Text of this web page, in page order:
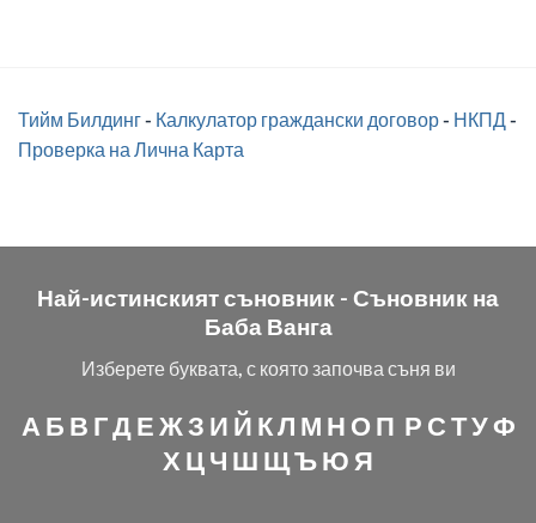
Тийм Билдинг- Калкулатор граждански договор- НКПД-
Проверка на Лична Карта
Най-истинският съновник - Съновник на
Баба Ванга
Изберете буквата, с която започва съня ви
А Б В ГДЕЖЗ И Й КЛ М Н О П Р СТУФ
Х ЦЧ Ш ЩЪЮ Я